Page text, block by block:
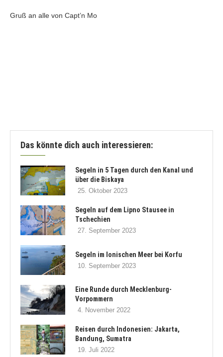
Gruß an alle von Capt’n Mo
Das könnte dich auch interessieren:
Segeln in 5 Tagen durch den Kanal und
über die Biskaya
25. Oktober 2023
Segeln auf dem Lipno Stausee in
Tschechien
27. September 2023
Segeln im Ionischen Meer bei Korfu
10. September 2023
Eine Runde durch Mecklenburg-
Vorpommern
4. November 2022
Reisen durch Indonesien: Jakarta,
Bandung, Sumatra
19. Juli 2022